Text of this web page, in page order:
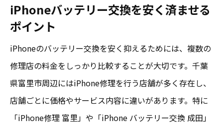
iPhoneバッテリー交換を安く済ませる
ポイント
iPhoneのバッテリー交換を安く抑えるためには、複数の
修理店の料金をしっかり比較することが大切です。千葉
県富里市周辺にはiPhone修理を行う店舗が多く存在し、
店舗ごとに価格やサービス内容に違いがあります。特に
「iPhone修理 富里」や「iPhone バッテリー交換 成田」